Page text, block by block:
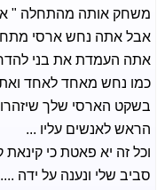
משחק אותה מהתחלה "
אבל אתה נחש ארסי
אתה העמדת את בני
כמו נחש מאחד לאחד
בשקט הארסי שלך
הראש לאנשים עליו ...
וכל זה יא פאטת כי
סביב שלי ונענה על ידה ....